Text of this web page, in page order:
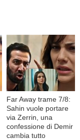
Far Away trame 7/8:
Sahin vuole portare
via Zerrin, una
confessione di Demir
cambia tutto